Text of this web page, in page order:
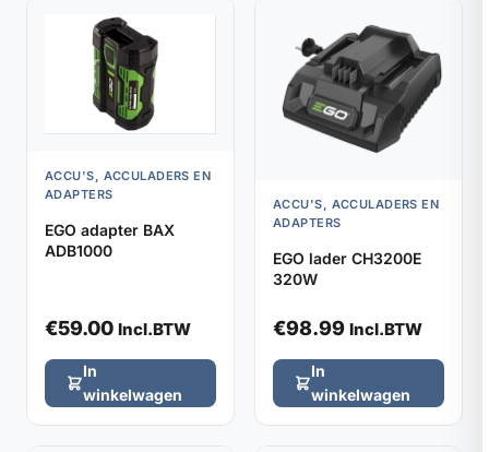
ACCU'S, ACCULADERS EN
ADAPTERS
EGO adapter BAX
ADB1000
€59.00 Incl.BTW
In
winkelwagen
ACCU'S, ACCULADERS EN
ADAPTERS
EGO lader CH3200E
320W
€98.99 Incl.BTW
In
winkelwagen